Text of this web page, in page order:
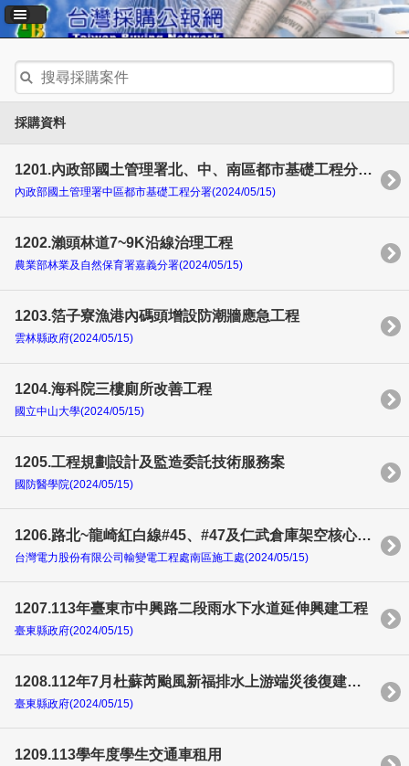
採購資料
1201.內政部國土管理署北、中、南區都市基礎工程分署租賃非全時公務車案
內政部國土管理署中區都市基礎工程分署(2024/05/15)
1202.瀨頭林道7~9K沿線治理工程
農業部林業及自然保育署嘉義分署(2024/05/15)
1203.箔子寮漁港內碼頭增設防潮牆應急工程
雲林縣政府(2024/05/15)
1204.海科院三樓廁所改善工程
國立中山大學(2024/05/15)
1205.工程規劃設計及監造委託技術服務案
國防醫學院(2024/05/15)
1206.路北~龍崎紅白線#45、#47及仁武倉庫架空核心技能訓練場#1~#3土建工程
台灣電力股份有限公司輸變電工程處南區施工處(2024/05/15)
1207.113年臺東市中興路二段雨水下水道延伸興建工程
臺東縣政府(2024/05/15)
1208.112年7月杜蘇芮颱風新福排水上游端災後復建工程
臺東縣政府(2024/05/15)
1209.113學年度學生交通車租用